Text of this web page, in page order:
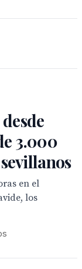
3.000
en el
los